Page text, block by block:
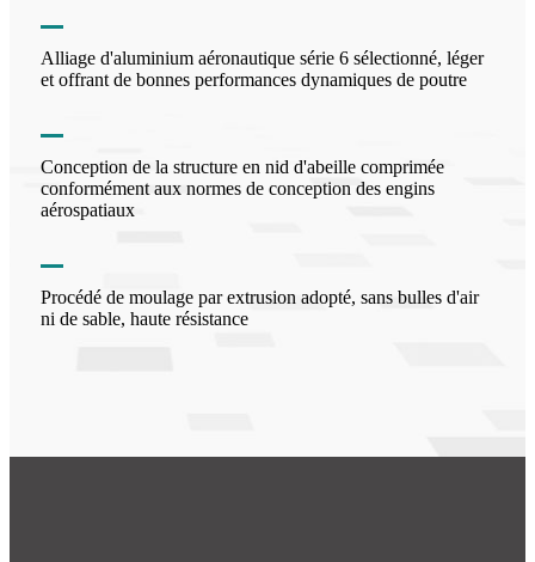
Alliage d'aluminium aéronautique série 6 sélectionné, léger
et offrant de bonnes performances dynamiques de poutre
Conception de la structure en nid d'abeille comprimée
conformément aux normes de conception des engins
aérospatiaux
Procédé de moulage par extrusion adopté, sans bulles d'air
ni de sable, haute résistance